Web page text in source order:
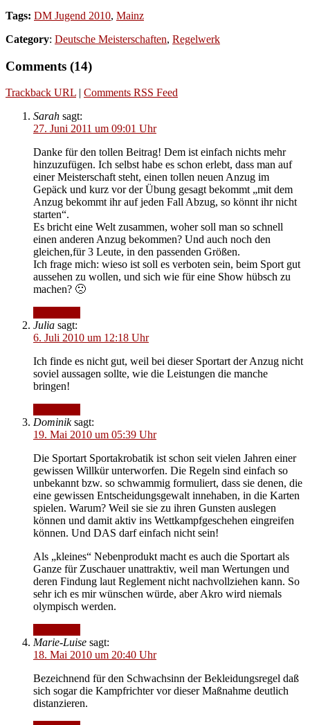
Tags: DM Jugend 2010, Mainz
Category: Deutsche Meisterschaften, Regelwerk
Comments (14)
Trackback URL | Comments RSS Feed
Sarah sagt:
27. Juni 2011 um 09:01 Uhr
Danke für den tollen Beitrag! Dem ist einfach nichts mehr
hinzuzufügen. Ich selbst habe es schon erlebt, dass man auf
einer Meisterschaft steht, einen tollen neuen Anzug im
Gepäck und kurz vor der Übung gesagt bekommt „mit dem
Anzug bekommt ihr auf jeden Fall Abzug, so könnt ihr nicht
starten“.
Es bricht eine Welt zusammen, woher soll man so schnell
einen anderen Anzug bekommen? Und auch noch den
gleichen,für 3 Leute, in den passenden Größen.
Ich frage mich: wieso ist soll es verboten sein, beim Sport gut
aussehen zu wollen, und sich wie für eine Show hübsch zu
machen? 🙁
Julia sagt:
6. Juli 2010 um 12:18 Uhr
Ich finde es nicht gut, weil bei dieser Sportart der Anzug nicht
soviel aussagen sollte, wie die Leistungen die manche
bringen!
Dominik sagt:
19. Mai 2010 um 05:39 Uhr
Die Sportart Sportakrobatik ist schon seit vielen Jahren einer
gewissen Willkür unterworfen. Die Regeln sind einfach so
unbekannt bzw. so schwammig formuliert, dass sie denen, die
eine gewissen Entscheidungsgewalt innehaben, in die Karten
spielen. Warum? Weil sie sie zu ihren Gunsten auslegen
können und damit aktiv ins Wettkampfgeschehen eingreifen
können. Und DAS darf einfach nicht sein!
Als „kleines“ Nebenprodukt macht es auch die Sportart als
Ganze für Zuschauer unattraktiv, weil man Wertungen und
deren Findung laut Reglement nicht nachvollziehen kann. So
sehr ich es mir wünschen würde, aber Akro wird niemals
olympisch werden.
Marie-Luise sagt:
18. Mai 2010 um 20:40 Uhr
Bezeichnend für den Schwachsinn der Bekleidungsregel daß
sich sogar die Kampfrichter vor dieser Maßnahme deutlich
distanzieren.